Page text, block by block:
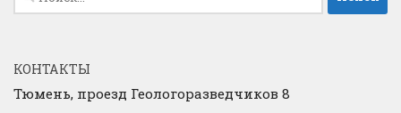
КОНТАКТЫ
Тюмень, проезд Геологоразведчиков 8